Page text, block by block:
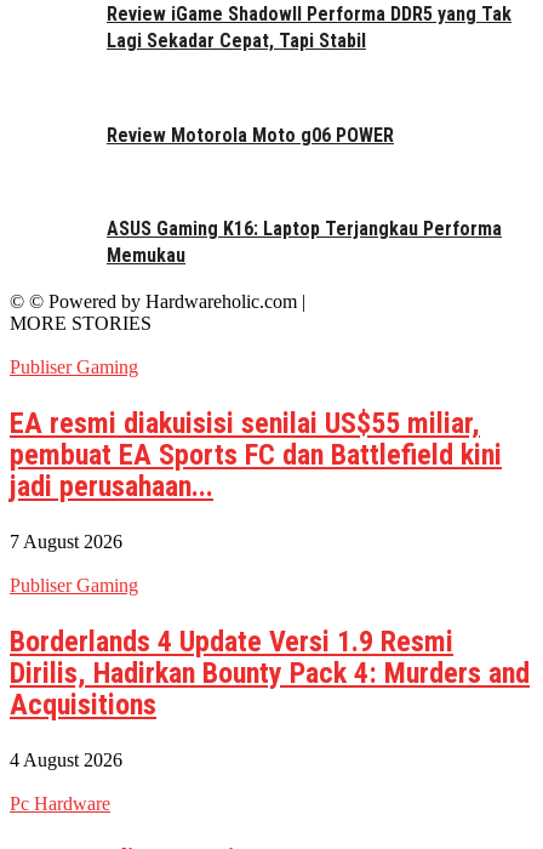
Review iGame ShadowII Performa DDR5 yang Tak
Lagi Sekadar Cepat, Tapi Stabil
Review Motorola Moto g06 POWER
ASUS Gaming K16: Laptop Terjangkau Performa
Memukau
© © Powered by Hardwareholic.com |
MORE STORIES
Publiser Gaming
EA resmi diakuisisi senilai US$55 miliar,
pembuat EA Sports FC dan Battlefield kini
jadi perusahaan...
7 August 2026
Publiser Gaming
Borderlands 4 Update Versi 1.9 Resmi
Dirilis, Hadirkan Bounty Pack 4: Murders and
Acquisitions
4 August 2026
Pc Hardware